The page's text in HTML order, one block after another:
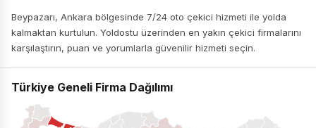
Beypazarı, Ankara bölgesinde 7/24 oto çekici hizmeti ile yolda
kalmaktan kurtulun. Yoldostu üzerinden en yakın çekici firmalarını
karşılaştırın, puan ve yorumlarla güvenilir hizmeti seçin.
Türkiye Geneli Firma Dağılımı